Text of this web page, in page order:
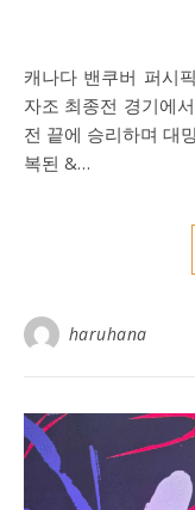
캐나다 밴쿠버 퍼시픽 콜리시움 현지 시간 9일, MSI 2025 승
자조 최종전 경기에
전 끝에 승리하며 대
복된 &…
haruhana